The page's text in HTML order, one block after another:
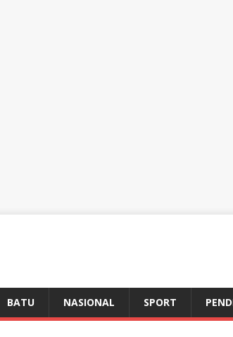
BATU NASIONAL SPORT